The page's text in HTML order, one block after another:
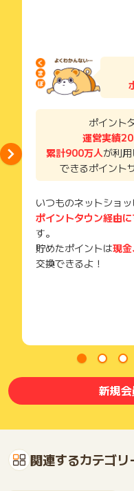
了などのメールは、ポイ
獲得待ち・獲得失敗の状
メールを送っていただく
そのため、紛失・破棄さ
ご注意ください。
(※) SafariやChromeなど
ポイント
運営実績
累計900万人が利
できるポイント
いつものネットショ
ポイントタウン経由
す。
貯めたポイントは現
交換できるよ！
新規
関連するカテゴリ